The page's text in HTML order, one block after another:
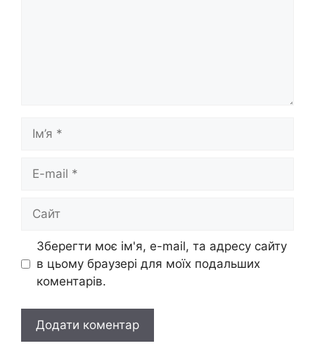
Ім’я
Сайт
Зберегти моє ім'я, e-mail, та адресу сайту
в цьому браузері для моїх подальших
коментарів.